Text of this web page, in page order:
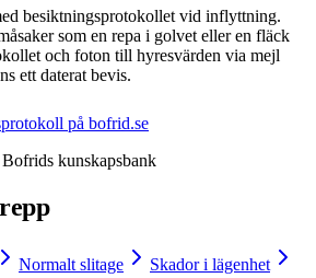
besiktningsprotokollet vid inflyttning.
som en repa i golvet eller en fläck
och foton till hyresvärden via mejl
ett daterat bevis.
på bofrid.se
Bofrids kunskapsbank
Normalt slitage
Skador i lägenhet